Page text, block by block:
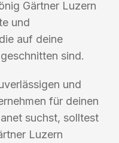
Gärtner Luzern
und
auf deine
sind.
und
für deinen
suchst, solltest
Luzern